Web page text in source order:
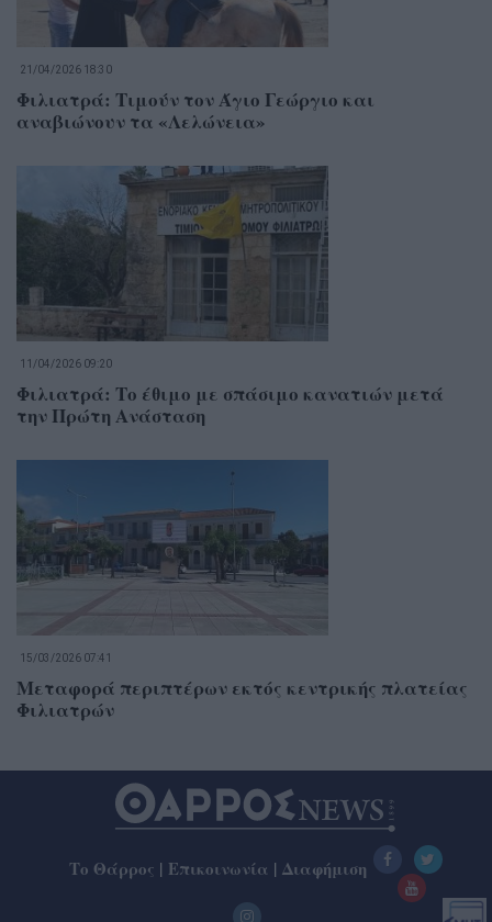
21/04/2026 18:30
Φιλιατρά: Τιμούν τον Άγιο Γεώργιο και
αναβιώνουν τα «Λελώνεια»
11/04/2026 09:20
Φιλιατρά: Το έθιμο με σπάσιμο κανατιών μετά
την Πρώτη Ανάσταση
15/03/2026 07:41
Μεταφορά περιπτέρων εκτός κεντρικής πλατείας
Φιλιατρών
Το Θάρρος | Επικοινωνία | Διαφήμιση